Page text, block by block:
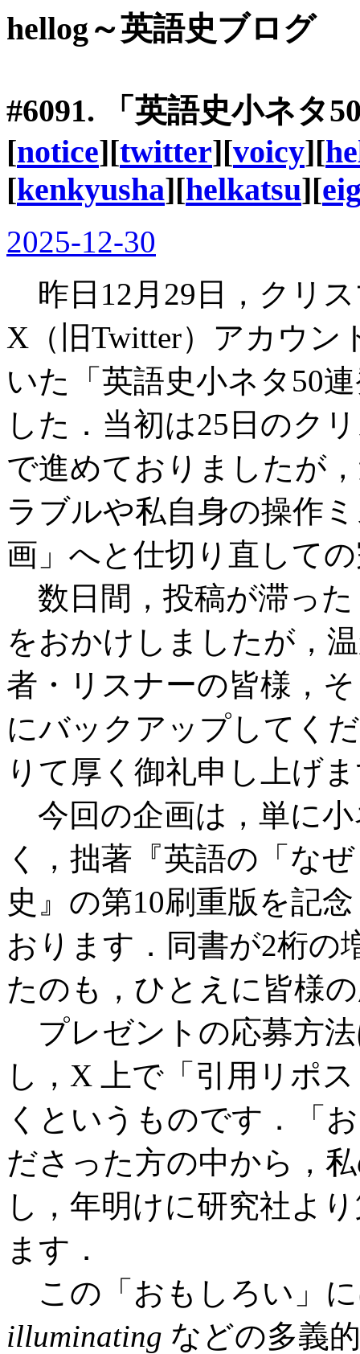
hellog～英語史ブログ
#6091. 「英語史小ネタ
[notice][twitter][voicy][
[kenkyusha][helkatsu][
2025-12-30
昨日12月29日，クリ
X（旧Twitter）アカウン
いた「英語史小ネタ50
した．当初は25日のク
で進めておりましたが
ラブルや私自身の操作
画」へと仕切り直して
数日間，投稿が滞っ
をおかけしましたが，
者・リスナーの皆様，
にバックアップしてく
りて厚く御礼申し上げ
今回の企画は，単に
く，拙著『英語の「な
史』の第10刷重版を記
おります．同書が2桁の
たのも，ひとえに皆様
プレゼントの応募方
し，X 上で「引用リポ
くというものです．「
ださった方の中から，
し，年明けに研究社よ
ます．
この「おもしろい」
illuminating などの多義